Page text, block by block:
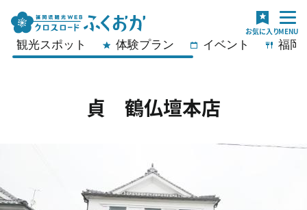
観光スポット 体験プラン イベント 福岡
貞 鶴仏壇本店